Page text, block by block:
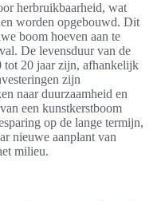
herbruikbaarheid, wat
worden opgebouwd. Dit
boom hoeven aan te
De levensduur van de
tot 20 jaar zijn, afhankelijk
zijn
naar duurzaamheid en
een kunstkerstboom
op de lange termijn,
nieuwe aanplant van
milieu.